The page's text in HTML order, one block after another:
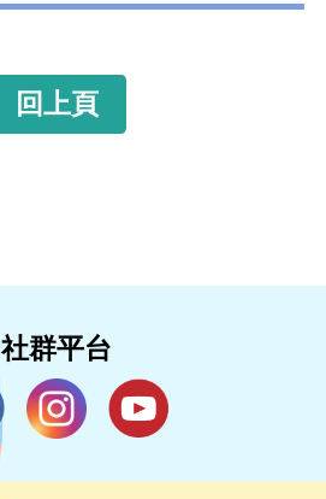
回上頁
社群平台